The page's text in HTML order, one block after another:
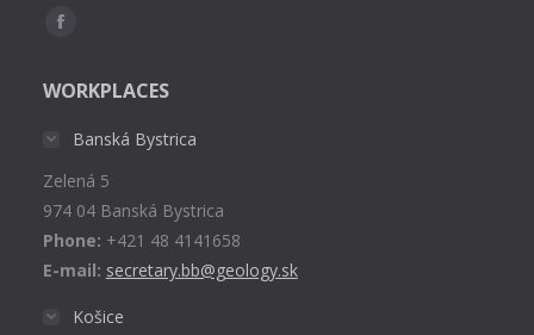
Find us on:
Facebook
opens
window
WORKPLACES
Banská Bystrica
Zelená 5
974 04 Banská Bystrica
Phone: +421 48 4141658
E-mail: secretary.bb@geology.sk
Košice